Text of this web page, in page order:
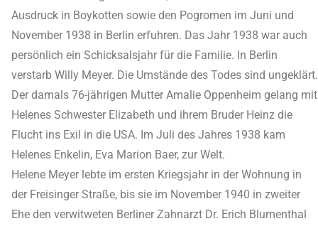
Ausdruck in Boykotten sowie den Pogromen im Juni und
November 1938 in Berlin erfuhren. Das Jahr 1938 war auch
persönlich ein Schicksalsjahr für die Familie. In Berlin
verstarb Willy Meyer. Die Umstände des Todes sind ungeklärt.
Der damals 76-jährigen Mutter Amalie Oppenheim gelang mit
Helenes Schwester Elizabeth und ihrem Bruder Heinz die
Flucht ins Exil in die USA. Im Juli des Jahres 1938 kam
Helenes Enkelin, Eva Marion Baer, zur Welt.
Helene Meyer lebte im ersten Kriegsjahr in der Wohnung in
der Freisinger Straße, bis sie im November 1940 in zweiter
Ehe den verwitweten Berliner Zahnarzt Dr. Erich Blumenthal